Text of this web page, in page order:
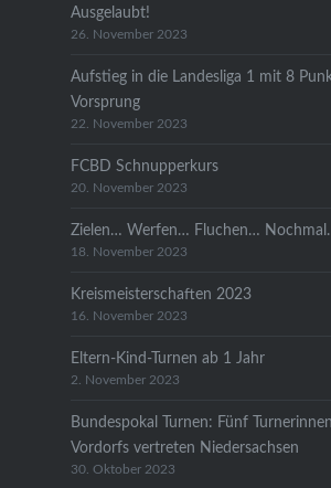
Ausgelaubt!
26. November 2023
Aufstieg in die Landesliga 1 mit 8
Vorsprung
22. November 2023
FCBD Schnupperkurs
20. November 2023
Zielen… Werfen… Fluchen…
18. November 2023
Kreismeisterschaften 2023
16. November 2023
Eltern-Kind-Turnen ab 1 Jahr
2. November 2023
Bundespokal Turnen: Fünf
Vordorfs vertreten Niedersachsen
30. Oktober 2023